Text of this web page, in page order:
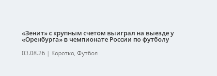
«Зенит» с крупным счетом выиграл на выезде у
«Оренбурга» в чемпионате России по футболу
03.08.26| Коротко, Футбол